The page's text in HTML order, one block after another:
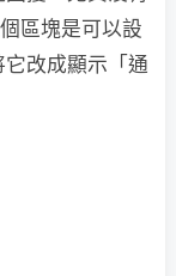
區塊是可以設
改成顯示「通